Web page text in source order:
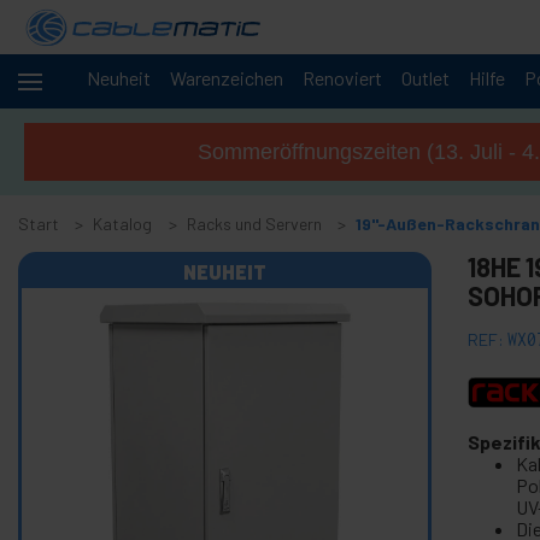
Neuheit Warenzeichen Renoviert Outlet Hilfe
Kabel und
+
Racks
Servern
Rack 19" Zubehör
Rackschrank 19"-Struktur
Rack Steckdosenleiste
Sommeröffnungszeiten (13. Juli -
Start Katalog Racks und Servern 19"-Außen-
NEUHEIT
18HE
REF: